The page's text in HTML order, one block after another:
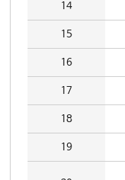
14
15
16
17
18
19